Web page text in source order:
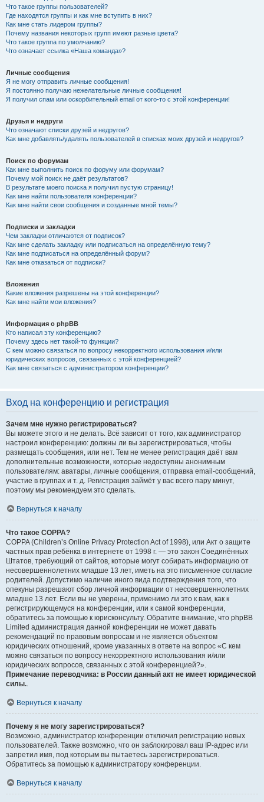
Что такое группы пользователей?
Где находятся группы и как мне вступить в них?
Как мне стать лидером группы?
Почему названия некоторых групп имеют разные цвета?
Что такое группа по умолчанию?
Что означает ссылка «Наша команда»?
Личные сообщения
Я не могу отправить личные сообщения!
Я постоянно получаю нежелательные личные сообщения!
Я получил спам или оскорбительный email от кого-то с этой конференции!
Друзья и недруги
Что означают списки друзей и недругов?
Как мне добавлять/удалять пользователей в списках моих друзей и недругов?
Поиск по форумам
Как мне выполнить поиск по форуму или форумам?
Почему мой поиск не даёт результатов?
В результате моего поиска я получил пустую страницу!
Как мне найти пользователя конференции?
Как мне найти свои сообщения и созданные мной темы?
Подписки и закладки
Чем закладки отличаются от подписок?
Как мне сделать закладку или подписаться на определённую тему?
Как мне подписаться на определённый форум?
Как мне отказаться от подписки?
Вложения
Какие вложения разрешены на этой конференции?
Как мне найти мои вложения?
Информация о phpBB
Кто написал эту конференцию?
Почему здесь нет такой-то функции?
С кем можно связаться по вопросу некорректного использования и/или
юридических вопросов, связанных с этой конференцией?
Как мне связаться с администратором конференции?
Вход на конференцию и регистрация
Зачем мне нужно регистрироваться?
Вы можете этого и не делать. Всё зависит от того, как администратор
настроил конференцию: должны ли вы зарегистрироваться, чтобы
размещать сообщения, или нет. Тем не менее регистрация даёт вам
дополнительные возможности, которые недоступны анонимным
пользователям: аватары, личные сообщения, отправка email-сообщений,
участие в группах и т. д. Регистрация займёт у вас всего пару минут,
поэтому мы рекомендуем это сделать.
Вернуться к началу
Что такое COPPA?
COPPA (Children’s Online Privacy Protection Act of 1998), или Акт о защите
частных прав ребёнка в интернете от 1998 г. — это закон Соединённых
Штатов, требующий от сайтов, которые могут собирать информацию от
несовершеннолетних младше 13 лет, иметь на это письменное согласие
родителей. Допустимо наличие иного вида подтверждения того, что
опекуны разрешают сбор личной информации от несовершеннолетних
младше 13 лет. Если вы не уверены, применимо ли это к вам, как к
регистрирующемуся на конференции, или к самой конференции,
обратитесь за помощью к юрисконсульту. Обратите внимание, что phpBB
Limited администрация данной конференции не может давать
рекомендаций по правовым вопросам и не является объектом
юридических отношений, кроме указанных в ответе на вопрос «С кем
можно связаться по вопросу некорректного использования и/или
юридических вопросов, связанных с этой конференцией?».
Примечание переводчика: в России данный акт не имеет юридической
силы..
Вернуться к началу
Почему я не могу зарегистрироваться?
Возможно, администратор конференции отключил регистрацию новых
пользователей. Также возможно, что он заблокировал ваш IP-адрес или
запретил имя, под которым вы пытаетесь зарегистрироваться.
Обратитесь за помощью к администратору конференции.
Вернуться к началу